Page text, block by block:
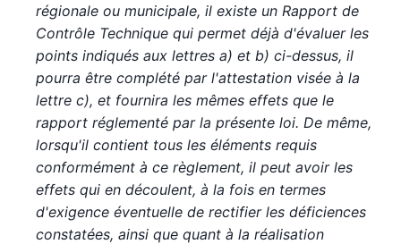
régionale ou municipale, il existe un Rapport de
Contrôle Technique qui permet déjà d'évaluer les
points indiqués aux lettres a) et b) ci-dessus, il
pourra être complété par l'attestation visée à la
lettre c), et fournira les mêmes effets que le
rapport réglementé par la présente loi. De même,
lorsqu'il contient tous les éléments requis
conformément à ce règlement, il peut avoir les
effets qui en découlent, à la fois en termes
d'exigence éventuelle de rectifier les déficiences
constatées, ainsi que quant à la réalisation